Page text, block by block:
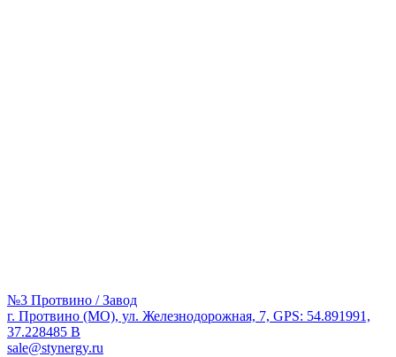
№3 Протвино / Завод
г. Протвино (МО), ул. Железнодорожная, 7, GPS: 54.891991,
37.228485 В
sale@stynergy.ru